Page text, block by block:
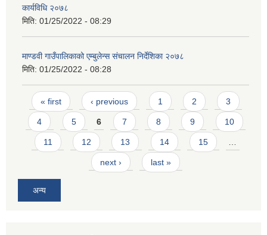
कार्यविधि २०७८
मिति: 01/25/2022 - 08:29
माण्डवी गाउँपालिकाको एम्बुलेन्स संचालन निर्देशिका २०७८
मिति: 01/25/2022 - 08:28
Pages
« first ‹ previous 1 2 3
4 5 6 7 8 9 10
11 12 13 14 15 …
next › last »
अन्य